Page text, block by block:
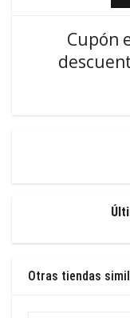
Cupón
Otras tiendas